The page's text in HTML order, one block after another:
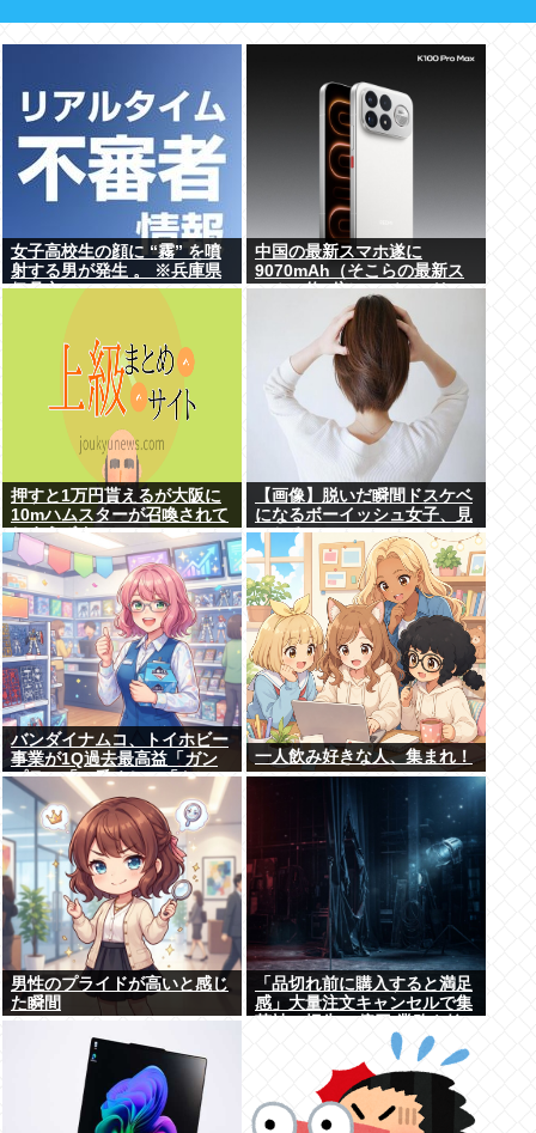
女子高校生の顔に “霧” を噴
射する男が発生 。 ※兵庫県
伊丹市
中国の最新スマホ遂に
9070mAh（そこらの最新ス
マホの約2倍）のバッテリー
を積んでしまうwww
押すと1万円貰えるが大阪に
10mハムスターが召喚されて
しまうボタン
【画像】脱いだ瞬間ドスケベ
になるボーイッシュ女子、見
つかるwww
バンダイナムコ、トイホビー
事業が1Q過去最高益「ガン
プラ」「一番くじ」「トレ
カ」など大人向け商材好調で
一人飲み好きな人、集まれ！
男性のプライドが高いと感じ
た瞬間
「品切れ前に購入すると満足
感」大量注文キャンセルで集
害した疑いで32歳女を逮捕